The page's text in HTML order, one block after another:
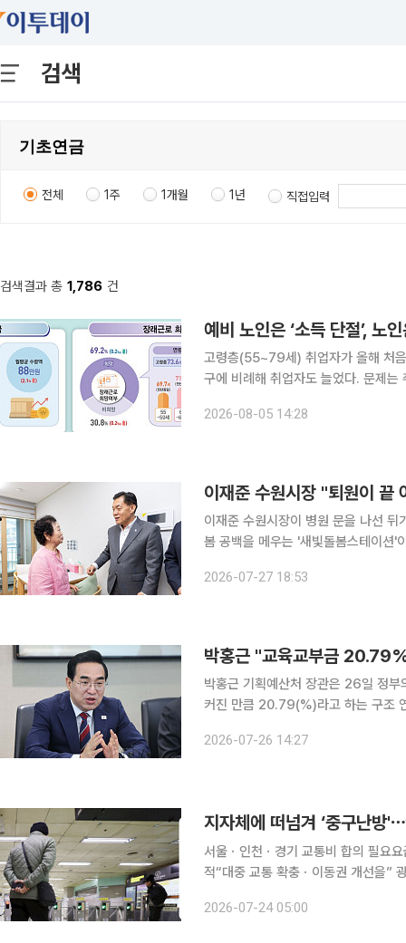
검색
전체 1주 1개월 1년 직접입력
검색결과 총 1,786 건
예비 노인은 ‘소득 단절’, 노
고령층(55~79세) 취업자가 올해 처
구에 비례해 취업자도 늘었다. 문제
를 유지한다. 장래 근로를 희망하는 고
2026-08-05 14:28
이재준 수원시장 "퇴원이 끝
이재준 수원시장이 병원 문을 나선
봄 공백을 메우는 '새빛돌봄스테이션'이 그 현장이다. 27일 이재준 수
2026-07-27 18:53
박홍근 "교육교부금
박홍근 기획예산처 장관은 26일 정
커진 만큼 20.79(%)라고 하는 구조
간 정부가 의견이 조율되면 이걸 법안
2026-07-26 14:27
서울ㆍ인천ㆍ경기 교통비 합의 필요
적“대중 교통 확충ㆍ이동권 개선을” 광역·도시철도(이하 지하철) 무임승차 제도를 개편해야 한다는
계한 버스 이용 지원을 추진하고 있
2026-07-24 05:00